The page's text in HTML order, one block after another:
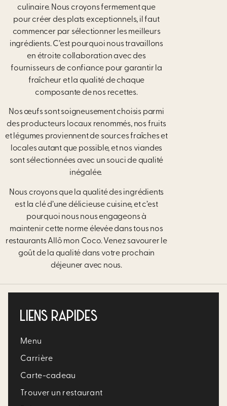
culinaire. Nous croyons fermement que
pour créer des plats exceptionnels, il faut
commencer par sélectionner les meilleurs
ingrédients. C’est pourquoi nous travaillons
en étroite collaboration avec des
fournisseurs de confiance pour garantir la
fraîcheur et la qualité de chaque
composante de nos recettes.
Nos œufs sont soigneusement choisis parmi
des producteurs locaux renommés, nos fruits
et légumes proviennent de sourcesfraîches et
locales autant que possible, et nos viandes
sont sélectionnées avec un souci de qualité
inégalée.
Nous croyons que la qualité des ingrédients
est la clé d’une délicieuse cuisine, et c’est
pourquoi nous nous engageons à
maintenir cette norme élevée dans tous nos
restaurants Allô mon Coco. Venez savourer le
goût de la qualité dans votre prochain
déjeuner avec nous.
LIENS RAPIDES
Menu
Carrière​
Carte-cadeau
Trouver un restaurant​